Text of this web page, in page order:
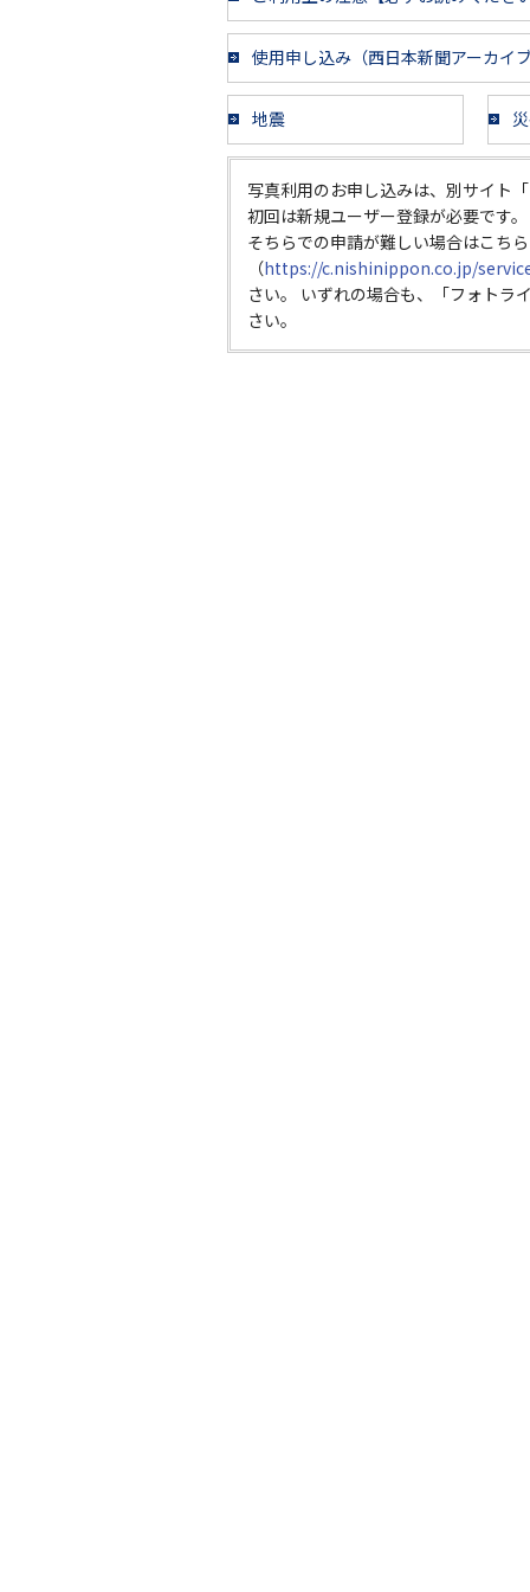
使用申し込み（西日本新聞アーカイ
地震
写真利用のお申し込みは、別サイト
初回は新規ユーザー登録が必要です。
そちらでの申請が難しい場合はこち
（https://c.nishinippon.co.jp/
さい。 いずれの場合も、「フォトラ
さい。